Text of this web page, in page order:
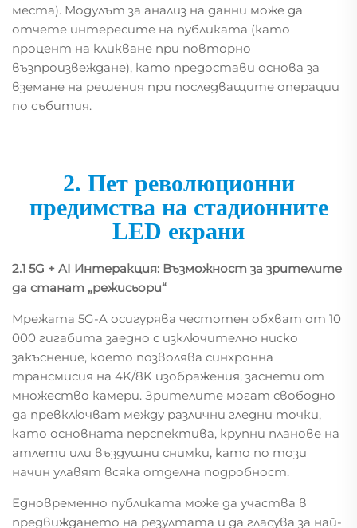
места). Модулът за анализ на данни може да
отчете интересите на публиката (като
процент на кликване при повторно
възпроизвеждане), като предостави основа за
вземане на решения при последващите операции
по събития.
2. Пет революционни
предимства на стадионните
LED екрани
2.1 5G + AI Интеракция: Възможност за зрителите
да станат „режисьори“
Мрежата 5G-A осигурява честотен обхват от 10
000 гигабита заедно с изключително ниско
закъснение, което позволява синхронна
трансмисия на 4K/8K изображения, заснети от
множество камери. Зрителите могат свободно
да превключват между различни гледни точки,
като основната перспектива, крупни планове на
атлети или въздушни снимки, като по този
начин улавят всяка отделна подробност.
Едновременно публиката може да участва в
предвиждането на резултата и да гласува за най-